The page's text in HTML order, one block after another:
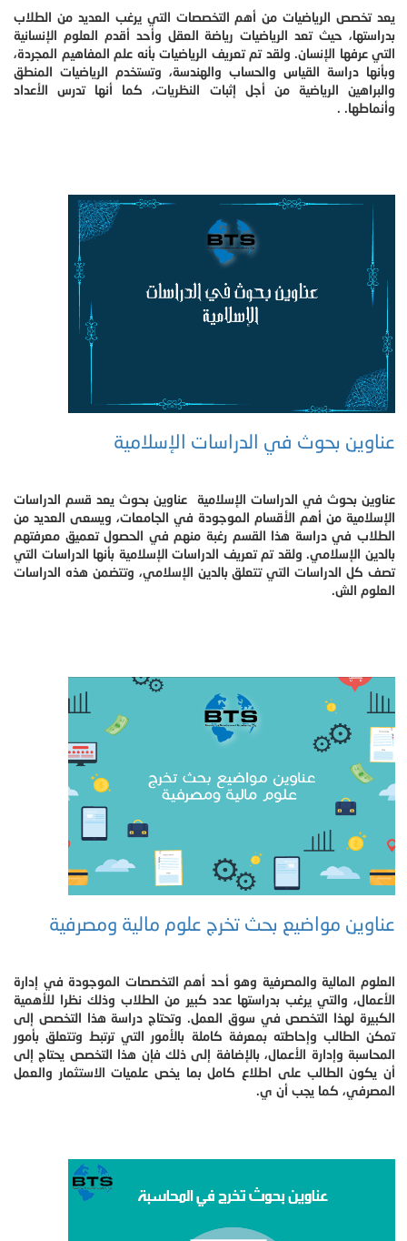
يعد تخصص الرياضيات من أهم التخصصات التي يرغب العديد من الطلاب
بدراستها، حيث تعد الرياضيات رياضة العقل وأحد أقدم العلوم الإنسانية
التي عرفها الإنسان. ولقد تم تعريف الرياضيات بأنه علم المفاهيم المجردة،
وبأنها دراسة القياس والحساب والهندسة، وتستخدم الرياضيات المنطق
والبراهين الرياضية من أجل إثبات النظريات، كما أنها تدرس الأعداد
وأنماطها. .
عناوين بحوث في الدراسات الإسلامية
عناوين بحوث في الدراسات الإسلامية عناوين بحوث يعد قسم الدراسات
الإسلامية من أهم الأقسام الموجودة في الجامعات، ويسعى العديد من
الطلاب في دراسة هذا القسم رغبة منهم في الحصول تعميق معرفتهم
بالدين الإسلامي. ولقد تم تعريف الدراسات الإسلامية بأنها الدراسات التي
تصف كل الدراسات التي تتعلق بالدين الإسلامي، وتتضمن هذه الدراسات
العلوم الش.
عناوين مواضيع بحث تخرج علوم مالية ومصرفية
العلوم المالية والمصرفية وهو أحد أهم التخصصات الموجودة في إدارة
الأعمال، والتي يرغب بدراستها عدد كبير من الطلاب وذلك نظرا للأهمية
الكبيرة لهذا التخصص في سوق العمل. وتحتاج دراسة هذا التخصص إلى
تمكن الطالب وإحاطته بمعرفة كاملة بالأمور التي ترتبط وتتعلق بأمور
المحاسبة وإدارة الأعمال، بالإضافة إلى ذلك فإن هذا التخصص يحتاج إلى
أن يكون الطالب على اطلاع كامل بما يخص علميات الاستثمار والعمل
المصرفي، كما يجب أن ي.